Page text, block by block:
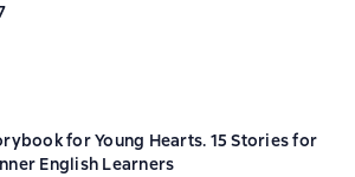
for Young Hearts. 15 Stories for
English Learners